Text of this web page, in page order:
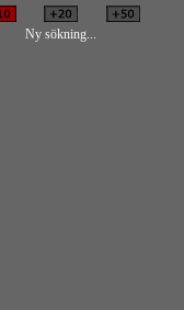
Ny sökning...